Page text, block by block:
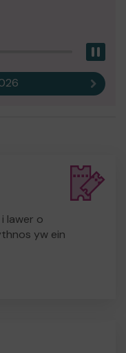
lawer o
yw ein